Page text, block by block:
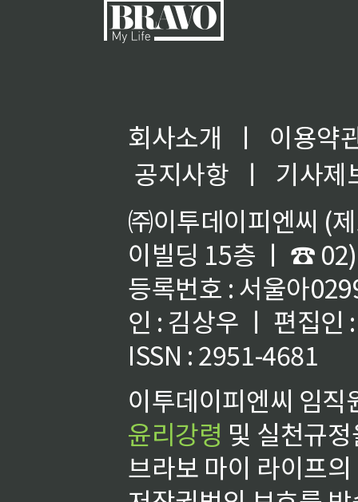
회사소개 ㅣ
이용약
공지사항
ㅣ
기사제
㈜이투데이피엔씨 (
이빌딩 15층 ㅣ ☎
등록번호 : 서울아
인 : 김상우 ㅣ 편집인
ISSN : 2951-4681
이투데이피엔씨 임
윤리강령 및 실천규
브라보 마이 라이프